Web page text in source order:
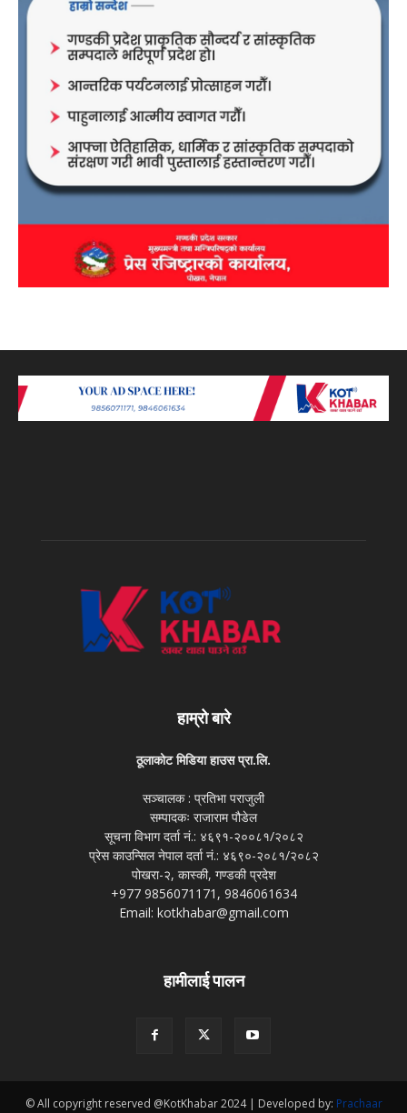
हाम्रो बारे
ठूलाकोट मिडिया हाउस प्रा.लि.
सञ्चालक : प्रतिभा पराजुली
सम्पादकः राजाराम पौडेल
सूचना विभाग दर्ता नं.: ४६९१-२००८१/२०८२
प्रेस काउन्सिल नेपाल दर्ता नं.: ४६९०-२०८१/२०८२
पोखरा-२, कास्की, गण्डकी प्रदेश
+977 9856071171, 9846061634
Email: kotkhabar@gmail.com
हामीलाई पालन
© All copyright reserved @KotKhabar 2024 | Developed by: Prachaar